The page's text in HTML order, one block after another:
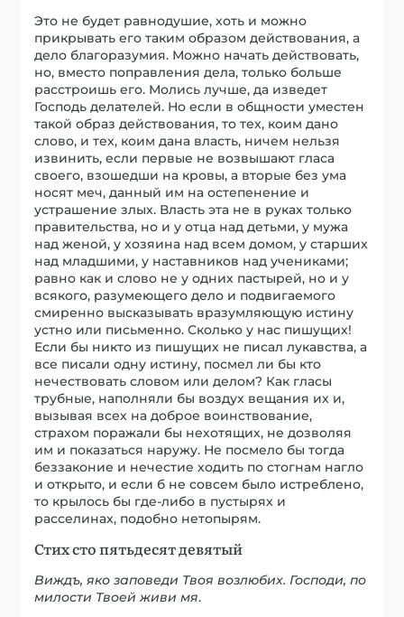
Это не будет равнодушие, хоть и можно
прикрывать его таким образом действования, а
дело благоразумия. Можно начать действовать,
но, вместо поправления дела, только больше
расстроишь его. Молись лучше, да изведет
Господь делателей. Но если в общности уместен
такой образ действования, то тех, коим дано
слово, и тех, коим дана власть, ничем нельзя
извинить, если первые не возвышают гласа
своего, взошедши на кровы, а вторые без ума
носят меч, данный им на остепенение и
устрашение злых. Власть эта не в руках только
правительства, но и у отца над детьми, у мужа
над женой, у хозяина над всем домом, у старших
над младшими, у наставников над учениками;
равно как и слово не у одних пастырей, но и у
всякого, разумеющего дело и подвигаемого
смиренно высказывать вразумляющую истину
устно или письменно. Сколько у нас пишущих!
Если бы никто из пишущих не писал лукавства, а
все писали одну истину, посмел ли бы кто
нечествовать словом или делом? Как гласы
трубные, наполняли бы воздух вещания их и,
вызывая всех на доброе воинствование,
страхом поражали бы нехотящих, не дозволяя
им и показаться наружу. Не посмело бы тогда
беззаконие и нечестие ходить по стогнам нагло
и открыто, и если б не совсем было истреблено,
то крылось бы где-либо в пустырях и
расселинах, подобно нетопырям.
Стих сто пятьдесят девятый
Виждъ, яко заповеди Твоя возлюбих. Господи, по
милости Твоей живи мя.